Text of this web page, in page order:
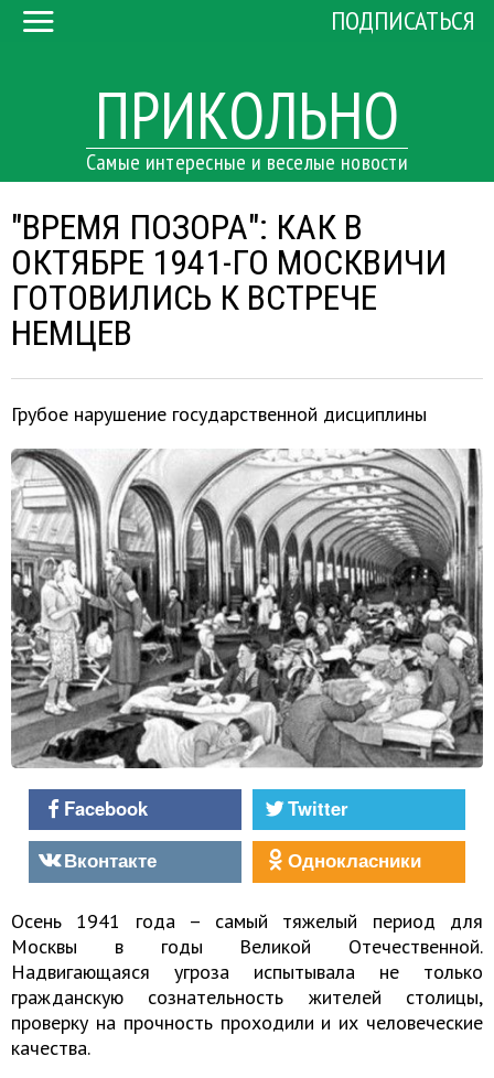
ПРИКОЛЬНО
Самые интересные и веселые новости
ПОДПИСАТЬСЯ
"ВРЕМЯ ПОЗОРА": КАК В
ОКТЯБРЕ 1941-ГО МОСКВИЧИ
ГОТОВИЛИСЬ К ВСТРЕЧЕ
НЕМЦЕВ
Грубое нарушение государственной дисциплины
Facebook
Twitter
Вконтакте
Однокласники
Осень 1941 года – самый тяжелый период для
Москвы в годы Великой Отечественной.
Надвигающаяся угроза испытывала не только
гражданскую сознательность жителей столицы,
проверку на прочность проходили и их человеческие
качества.